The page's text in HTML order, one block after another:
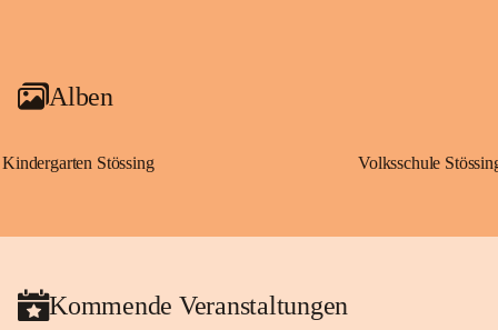
Alben
Kindergarten Stössing Volksschule
Kommende Veranstaltungen